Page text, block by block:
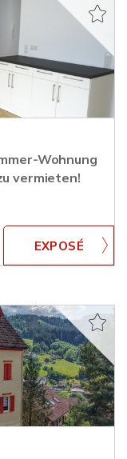
Wohnung
vermieten!